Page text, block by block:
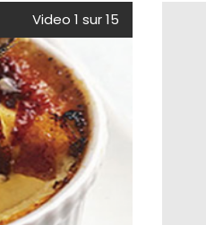
Video 1 sur 15